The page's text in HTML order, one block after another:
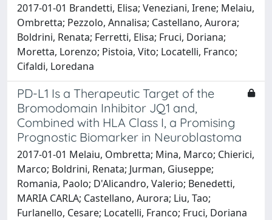
2017-01-01 Brandetti, Elisa; Veneziani, Irene; Melaiu,
Ombretta; Pezzolo, Annalisa; Castellano, Aurora;
Boldrini, Renata; Ferretti, Elisa; Fruci, Doriana;
Moretta, Lorenzo; Pistoia, Vito; Locatelli, Franco;
Cifaldi, Loredana
PD-L1 Is a Therapeutic Target of the
Bromodomain Inhibitor JQ1 and,
Combined with HLA Class I, a Promising
Prognostic Biomarker in Neuroblastoma
2017-01-01 Melaiu, Ombretta; Mina, Marco; Chierici,
Marco; Boldrini, Renata; Jurman, Giuseppe;
Romania, Paolo; D'Alicandro, Valerio; Benedetti,
MARIA CARLA; Castellano, Aurora; Liu, Tao;
Furlanello, Cesare; Locatelli, Franco; Fruci, Doriana